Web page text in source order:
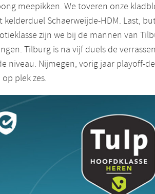
meepikken. We toveren onze
kelderduel Schaerweijde-HDM. Last,
zijn we bij de mannen van
Tilburg is na vijf duels de
niveau. Nijmegen, vorig jaar playoff-
plek zes.